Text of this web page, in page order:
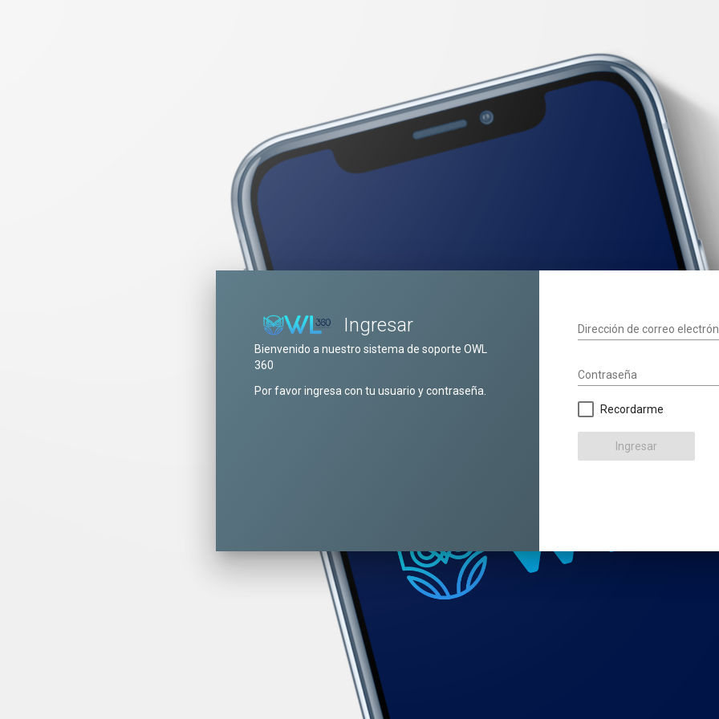
Ingresar
Bienvenido a nuestro sistema de soporte OWL
360
Por favor ingresa con tu usuario y contraseña.
Dirección de correo
Contraseña
Recordarme
Ingresar